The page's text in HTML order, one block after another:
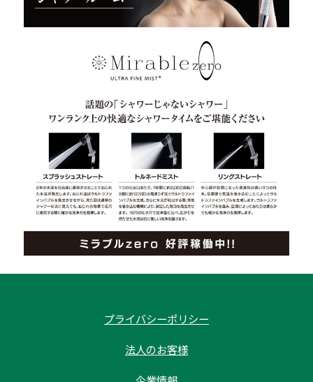
プライバシーポリシー
法人のお客様